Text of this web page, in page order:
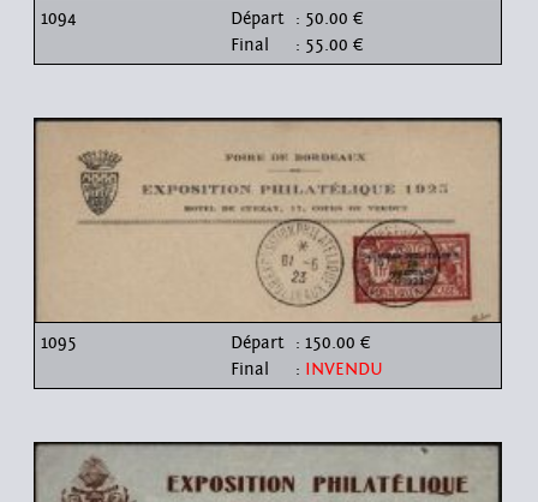
1094 Départ : 50.00 €
Final
: 55.00 €
1095 Départ : 150.00 €
Final
: INVENDU